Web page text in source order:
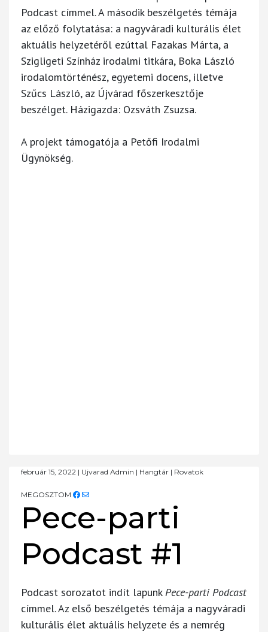
Podcast címmel. A második beszélgetés témája
az előző folytatása: a nagyváradi kulturális élet
aktuális helyzetéről ezúttal Fazakas Márta, a
Szigligeti Színház irodalmi titkára, Boka László
irodalomtörténész, egyetemi docens, illetve
Szűcs László, az Újvárad főszerkesztője
beszélget. Házigazda: Ozsváth Zsuzsa.
A projekt támogatója a Petőfi Irodalmi
Ügynökség.
február 15, 2022 | Ujvarad Admin | Hangtár | Rovatok
MEGOSZTOM
Pece-parti
Podcast #1
Podcast sorozatot indít lapunk Pece-parti Podcast
címmel. Az első beszélgetés témája a nagyváradi
kulturális élet aktuális helyzete és a nemrég